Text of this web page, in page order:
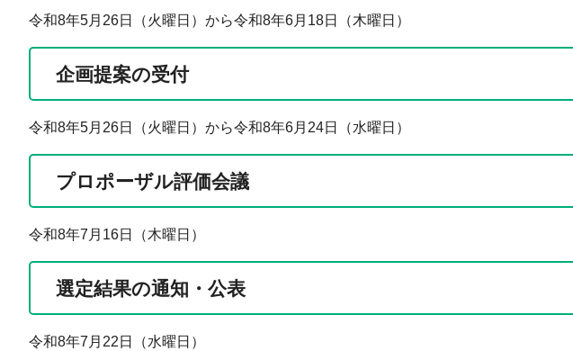
令和8年5月26日（火曜日）から令和8年6月18日（木曜日）
企画提案の受付
令和8年5月26日（火曜日）から令和8年6月24日（水曜日）
プロポーザル評価会議
令和8年7月16日（木曜日）
選定結果の通知・公表
令和8年7月22日（水曜日）